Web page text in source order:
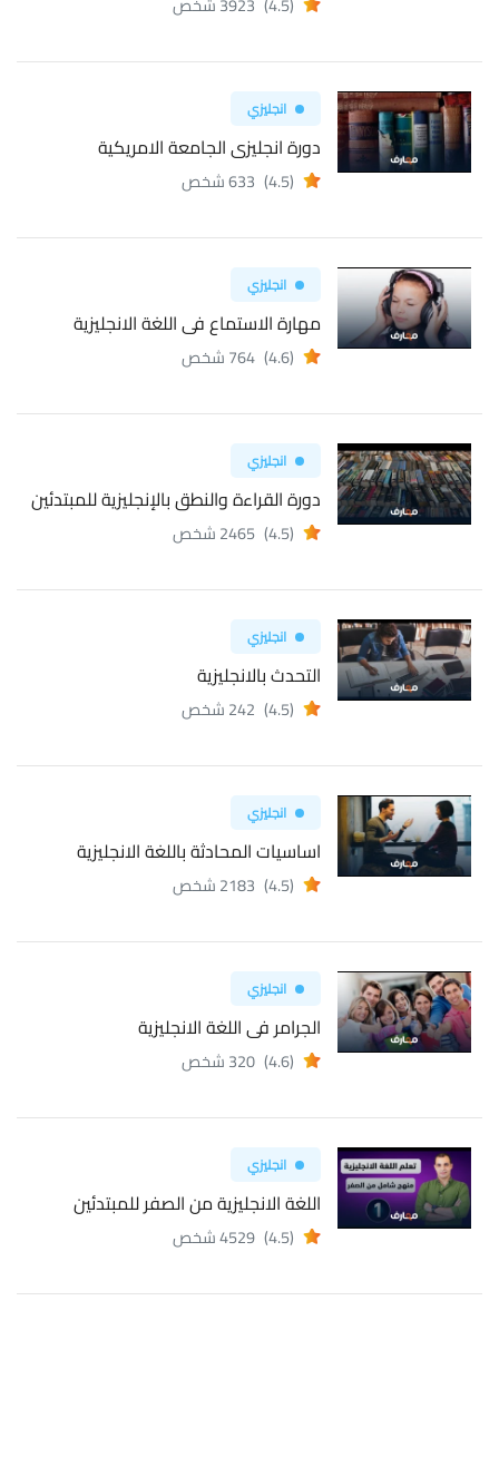
انجليزي
دورة انجليزى الجامعة الامريكية
(4.5) 633 شخص
انجليزي
مهارة الاستماع فى اللغة الانجليزية
(4.6) 764 شخص
انجليزي
دورة القراءة والنطق بالإنجليزية للمبتدئين
(4.5) 2465 شخص
انجليزي
التحدث بالانجليزية
(4.5) 242 شخص
انجليزي
اساسيات المحادثة باللغة الانجليزية
(4.5) 2183 شخص
انجليزي
الجرامر فى اللغة الانجليزية
(4.6) 320 شخص
انجليزي
اللغة الانجليزية من الصفر للمبتدئين
(4.5) 4529 شخص